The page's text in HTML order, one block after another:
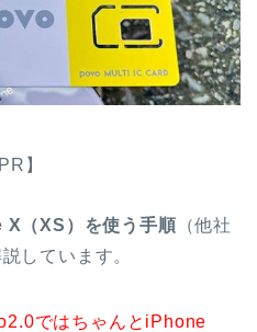
】
（XS）を使う手順 （他社
しています。
ではちゃんとiPhone